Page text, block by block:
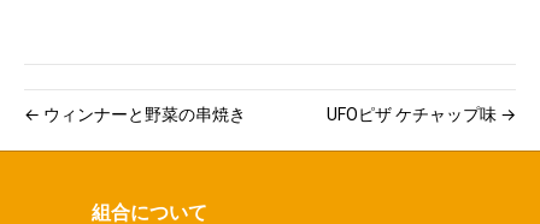
← ウィンナーと野菜の串焼き UFOピザ ケチャップ味 →
組合について